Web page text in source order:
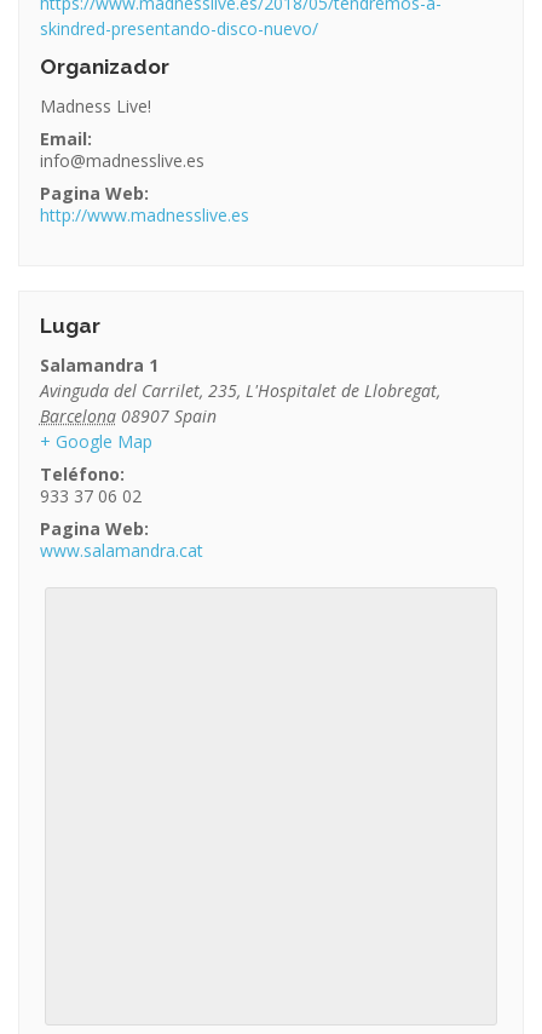
skindred-presentando-disco-nuevo/
Organizador
Madness Live!
Email:
info@madnesslive.es
Pagina Web:
http://www.madnesslive.es
Lugar
Salamandra 1
Avinguda del Carrilet, 235, L'Hospitalet de Llobregat,
Barcelona 08907 Spain
+ Google Map
Teléfono:
933 37 06 02
Pagina Web:
www.salamandra.cat